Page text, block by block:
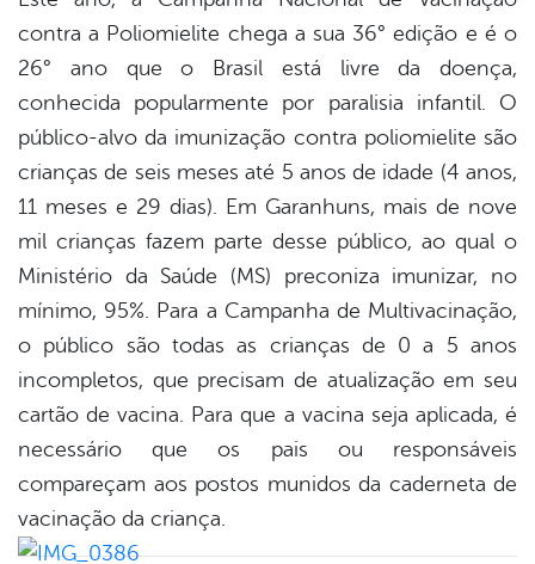
contra a Poliomielite chega a sua 36° edição e é o
26° ano que o Brasil está livre da doença,
conhecida popularmente por paralisia infantil. O
público-alvo da imunização contra poliomielite são
crianças de seis meses até 5 anos de idade (4 anos,
11 meses e 29 dias). Em Garanhuns, mais de nove
mil crianças fazem parte desse público, ao qual o
Ministério da Saúde (MS) preconiza imunizar, no
mínimo, 95%. Para a Campanha de Multivacinação,
o público são todas as crianças de 0 a 5 anos
incompletos, que precisam de atualização em seu
cartão de vacina. Para que a vacina seja aplicada, é
necessário que os pais ou responsáveis
compareçam aos postos munidos da caderneta de
vacinação da criança.